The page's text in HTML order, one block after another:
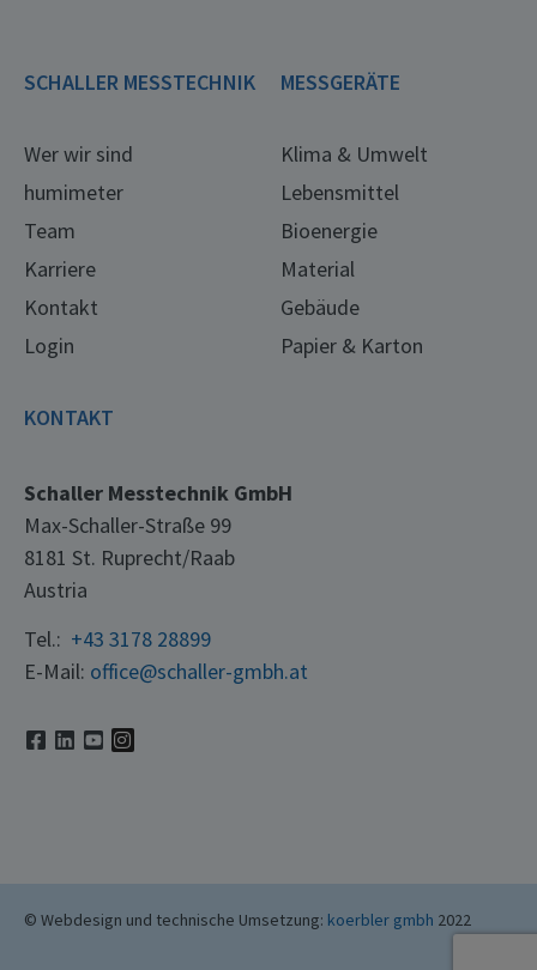
SCHALLER MESSTECHNIK
Wer wir sind
humimeter
Team
Karriere
Kontakt
Login
MESSGERÄTE
Klima & Umwelt
Lebensmittel
Bioenergie
Material
Gebäude
Papier & Karton
KONTAKT
Schaller Messtechnik GmbH
Max-Schaller-Straße 99
8181 St. Ruprecht/Raab
Austria
Tel.: +43 3178 28899
E-Mail: office@schaller-gmbh.at
© Webdesign und technische Umsetzung: koerbler gmbh 2022